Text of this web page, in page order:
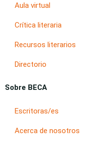
Aula virtual
Crítica literaria
Recursos literarios
Directorio
Sobre BECA
Escritoras/es
Acerca de nosotros